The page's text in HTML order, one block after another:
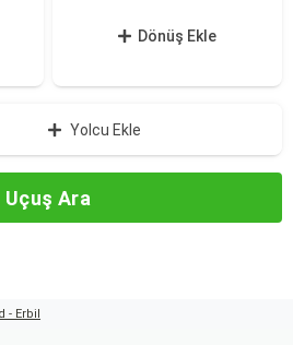
Dönüş Ekle
Yolcu Ekle
Uçuş Ara
- Erbil